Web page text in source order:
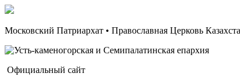
Московский Патриархат • Православная Церковь
Официальный сайт